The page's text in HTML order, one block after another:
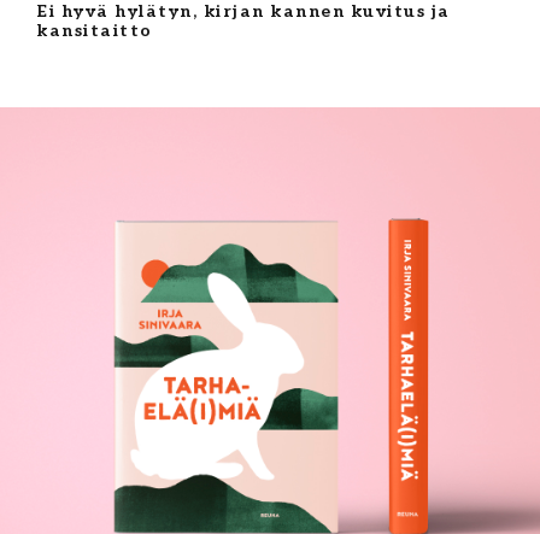
Ei hyvä hylätyn, kirjan kannen kuvitus ja
kansitaitto